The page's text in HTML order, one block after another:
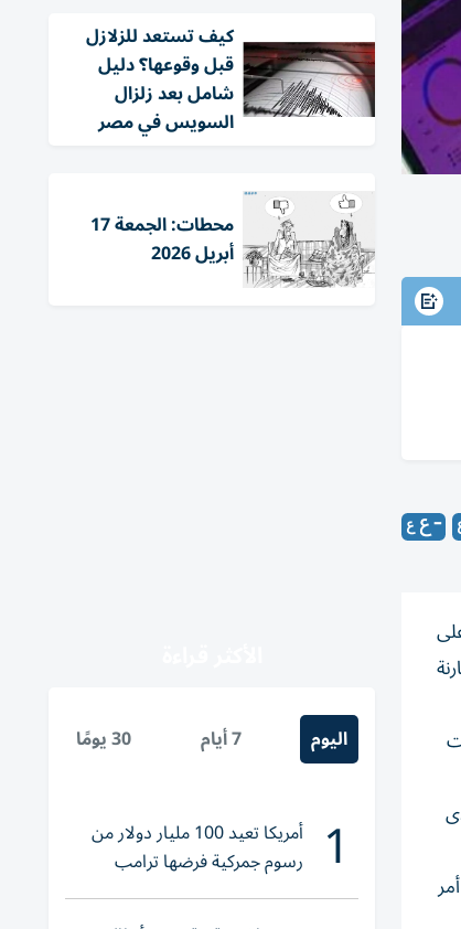
كيف تستعد للزلازل
قبل وقوعها؟ دليل
شامل بعد زلزال
السويس في مصر
محطات: الجمعة 17
أبريل 2026
اليوم 7 أيام 30 يومًا
1 أمريكا تعيد 100 مليار دولار من
رسوم جمركية فرضها ترامب